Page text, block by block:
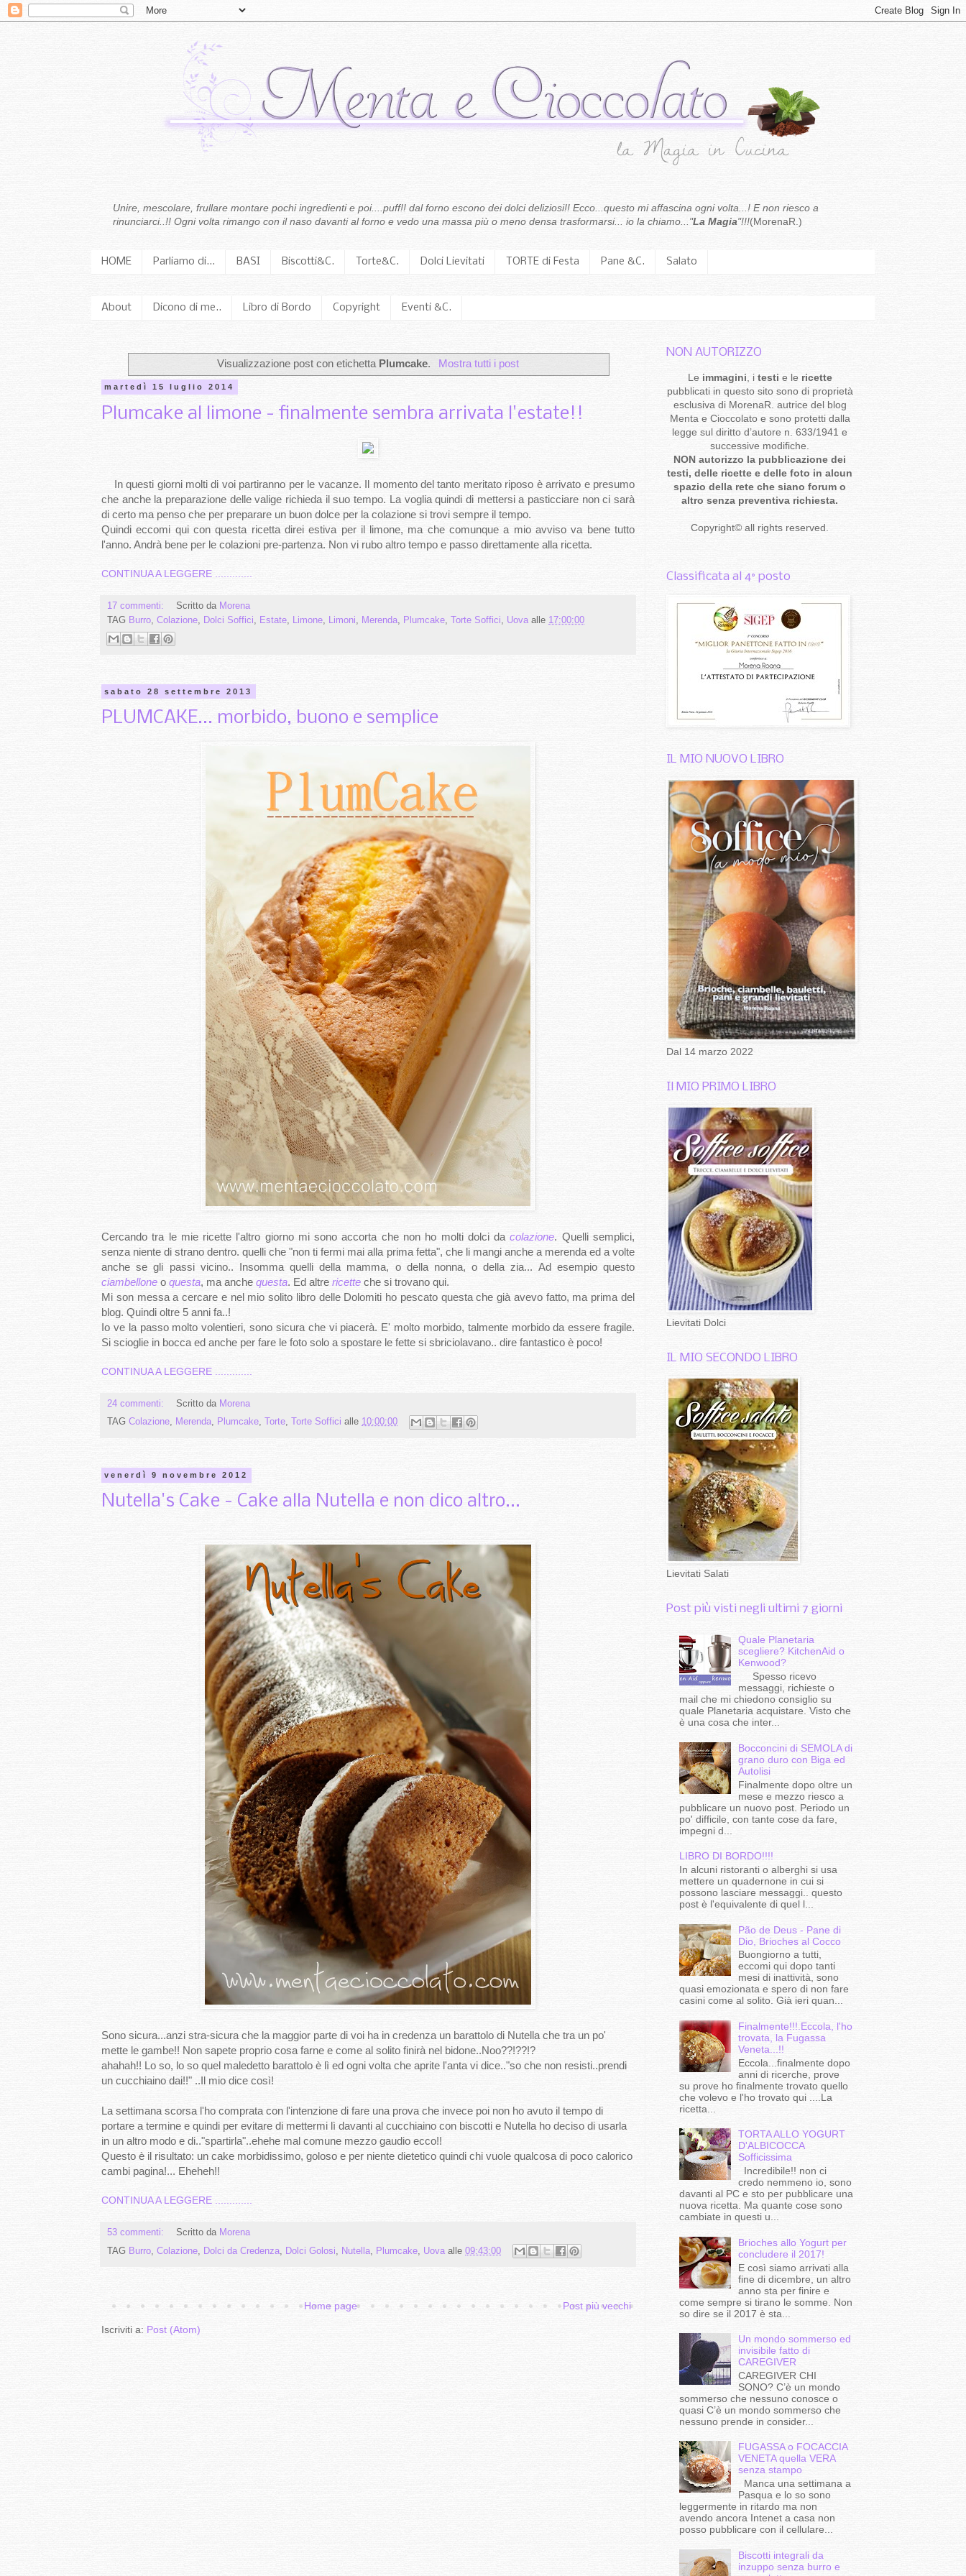
Unire, mescolare, frullare montare pochi ingredienti e poi....puff!! dal forno escono dei dolci deliziosi!! Ecco...questo mi affascina ogni volta...! E non riesco a
rinunciarci..!! Ogni volta rimango con il naso davanti al forno e vedo una massa più o meno densa trasformarsi... io la chiamo..."La Magia"!!!(MorenaR.)
HOME Parliamo di... BASI Biscotti&C. Torte&C. Dolci Lievitati TORTE di Festa Pane &C. Salato
About Dicono di me.. Libro di Bordo Copyright Eventi &C.
Visualizzazione post con etichetta Plumcake. Mostra tutti i post
martedì 15 luglio 2014
Plumcake al limone - finalmente sembra arrivata l'estate!!
In questi giorni molti di voi partiranno per le vacanze. Il momento del tanto meritato riposo è arrivato e presumo
che anche la preparazione delle valige richieda il suo tempo. La voglia quindi di mettersi a pasticciare non ci sarà
di certo ma penso che per preparare un buon dolce per la colazione si trovi sempre il tempo.
Quindi eccomi qui con questa ricetta direi estiva per il limone, ma che comunque a mio avviso va bene tutto
l'anno. Andrà bene per le colazioni pre-partenza. Non vi rubo altro tempo e passo direttamente alla ricetta.
CONTINUA A LEGGERE .............
17 commenti: Scritto da Morena
TAG Burro Colazione Dolci Soffici Estate Limone Limoni Merenda Plumcake Torte Soffici Uova alle 17:00:00
sabato 28 settembre 2013
PLUMCAKE... morbido, buono e semplice
Cercando tra le mie ricette l'altro giorno mi sono accorta che non ho molti dolci dacolazione. Quelli semplici,
senza niente di strano dentro. quelli che "non ti fermi mai alla prima fetta", che li mangi anche a merenda ed a volte
anche se gli passi vicino.. Insomma quelli della mamma, o della nonna, o della zia... Ad esempio questo
ciambellone o questa, ma anche questa. Ed altre ricette che si trovano qui.
Mi son messa a cercare e nel mio solito libro delle Dolomiti ho pescato questa che già avevo fatto, ma prima del
blog. Quindi oltre 5 anni fa..!
Io ve la passo molto volentieri, sono sicura che vi piacerà. E' molto morbido, talmente morbido da essere fragile.
Si scioglie in bocca ed anche per fare le foto solo a spostare le fette si sbriciolavano.. dire fantastico è poco!
CONTINUA A LEGGERE .............
24 commenti: Scritto da Morena
TAG Colazione, Merenda, Plumcake, Torte, Torte Soffici alle 10:00:00
venerdì 9 novembre 2012
Nutella's Cake - Cake alla Nutella e non dico altro...
Sono sicura...anzi stra-sicura che la maggior parte di voi ha in credenza un barattolo di Nutella che tra un po'
mette le gambe!! Non sapete proprio cosa farne e come al solito finirà nel bidone..Noo??!??!?
ahahah!! Lo so, lo so quel maledetto barattolo è lì ed ogni volta che aprite l'anta vi dice.."so che non resisti..prendi
un cucchiaino dai!!" ..Il mio dice così!
La settimana scorsa l'ho comprata con l'intenzione di fare una prova che invece poi non ho avuto il tempo di
portare a termine e quindi per evitare di mettermi lì davanti al cucchiaino con biscotti e Nutella ho deciso di usarla
in un altro modo e di.."spartirla"..ehehe mal comune mezzo gaudio ecco!!
Questo è il risultato: un cake morbidissimo, goloso e per niente dietetico quindi chi vuole qualcosa di poco calorico
cambi pagina!... Eheheh!!
CONTINUA A LEGGERE .............
53 commenti: Scritto da Morena
TAG Burro Colazione Dolci da Credenza Dolci Golosi Nutella Plumcake Uova alle 09:43:00
Post più vecchi
Home page
Iscriviti a: Post (Atom)
NON AUTORIZZO
Le immagini , i testi e le ricette
pubblicati in questo sito sono di proprietà
esclusiva di MorenaR. autrice del blog
Menta e Cioccolato e sono protetti dalla
legge sul diritto d’autore n. 633/1941 e
successive modifiche.
NON autorizzo la pubblicazione dei
testi, delle ricette e delle foto in alcun
spazio della rete che siano forum o
altro senza preventiva richiesta.
Copyright© all rights reserved
Classificata al 4° posto
IL MIO NUOVO LIBRO
Dal 14 marzo 2022
Il MIO PRIMO LIBRO
Lievitati Dolci
IL MIO SECONDO LIBRO
Lievitati Salati
Post più visti negli ultimi 7 giorni
Quale Planetaria
scegliere? KitchenAid o
Kenwood?
Spesso ricevo
messaggi, richieste o
mail che mi chiedono consiglio su
quale Planetaria acquistare. Visto che
è una cosa che inter...
Bocconcini di SEMOLA di
grano duro con Biga ed
Autolisi
Finalmente dopo oltre un
mese e mezzo riesco a
pubblicare un nuovo post. Periodo un
po' difficile, con tante cose da fare,
impegni d...
LIBRO DI BORDO!!!!
In alcuni ristoranti o alberghi si usa
mettere un quadernone in cui si
possono lasciare messaggi.. questo
post è l'equivalente di quel l...
Pão de Deus - Pane di
Dio, Brioches al Cocco
Buongiorno a tutti,
eccomi qui dopo tanti
mesi di inattività, sono
quasi emozionata e spero di non fare
casini come al solito. Già ieri quan...
Finalmente!!!.Eccola, l'ho
trovata, la Fugassa
Veneta...!!
Eccola...finalmente dopo
anni di ricerche, prove
su prove ho finalmente trovato quello
che volevo e l'ho trovato qui ....La
ricetta...
TORTA ALLO YOGURT
D'ALBICOCCA
Sofficissima
Incredibile!! non ci
credo nemmeno io, sono
davanti al PC e sto per pubblicare una
nuova ricetta. Ma quante cose sono
cambiate in questi u...
Brioches allo Yogurt per
concludere il 2017!
E così siamo arrivati alla
fine di dicembre, un altro
anno sta per finire e
come sempre si tirano le somme. Non
so dire se il 2017 è sta...
Un mondo sommerso ed
invisibile fatto di
CAREGIVER
CAREGIVER CHI
SONO? C’è un mondo
sommerso che nessuno conosce o
quasi C’è un mondo sommerso che
nessuno prende in consider...
FUGASSA o FOCACCIA
VENETA quella VERA
senza stampo
Manca una settimana a
Pasqua e lo so sono
leggermente in ritardo ma non
avendo ancora Intenet a casa non
posso pubblicare con il cellulare...
Biscotti integrali da
inzuppo senza burro e